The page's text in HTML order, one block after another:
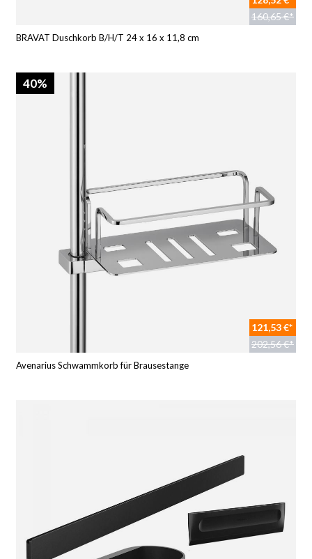
160,65 €*
BRAVAT Duschkorb B/H/T 24 x 16 x 11,8 cm
40%
121,53 €*
202,56 €*
Avenarius Schwammkorb für Brausestange